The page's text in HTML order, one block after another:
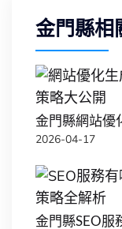
金門縣相
2026-04-17